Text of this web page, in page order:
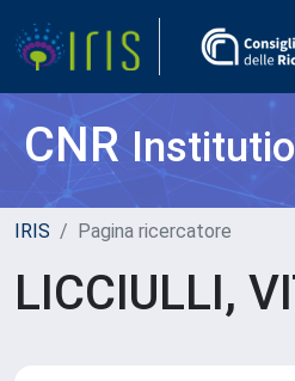
CNR
IRIS Pagina ricercatore
LICCIULLI,